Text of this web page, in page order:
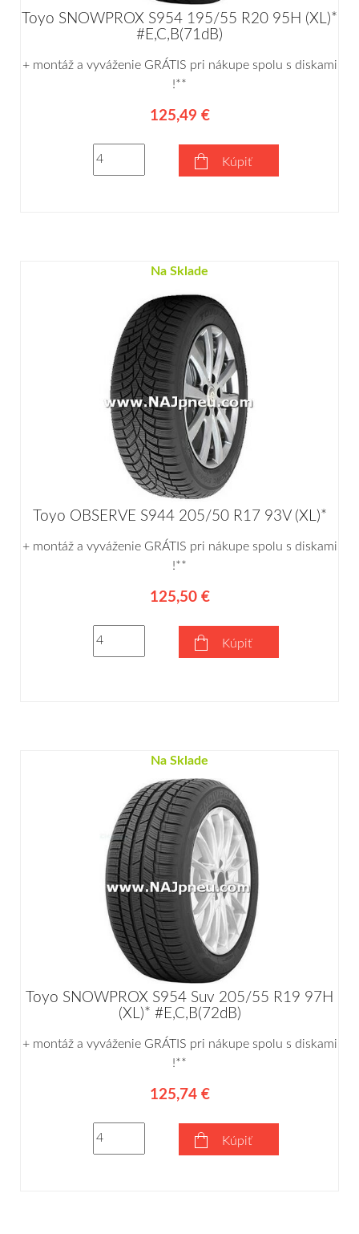
Toyo SNOWPROX S954 195/55 R20 95H (XL)*
#E,C,B(71dB)
+ montáž a vyváženie GRÁTIS pri nákupe spolu s diskami
!**
125,49 €
Kúpiť
Na Sklade
Toyo OBSERVE S944 205/50 R17 93V (XL)*
+ montáž a vyváženie GRÁTIS pri nákupe spolu s diskami
!**
125,50 €
Kúpiť
Na Sklade
Toyo SNOWPROX S954 Suv 205/55 R19 97H
(XL)* #E,C,B(72dB)
+ montáž a vyváženie GRÁTIS pri nákupe spolu s diskami
!**
125,74 €
Kúpiť